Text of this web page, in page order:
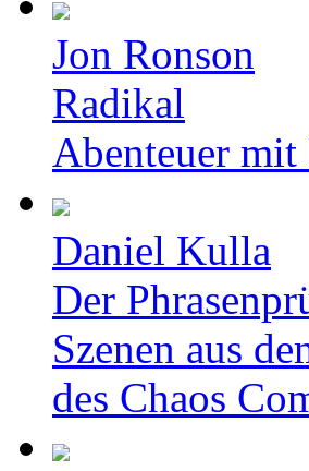
Jon Ronson
Radikal
Abenteuer
Daniel Kulla
Der
Szenen aus
des Chaos